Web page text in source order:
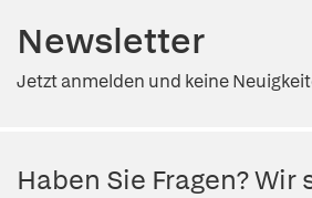
Newsletter
Jetzt anmelden und keine
Haben Sie Fragen?